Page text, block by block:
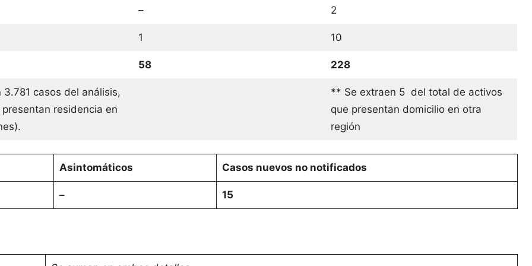
– 2
1 10
58 228
3.781 casos del análisis,
residencia en
** Se extraen 5 del total de activos
que presentan domicilio en otra
región
Asintomáticos Casos nuevos no notificados
– 15